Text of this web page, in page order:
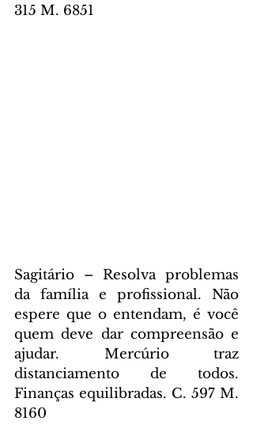
315 M. 6851
Sagitário – Resolva problemas
da família e profissional. Não
espere que o entendam, é você
quem deve dar compreensão e
ajudar. Mercúrio traz
distanciamento de todos.
Finanças equilibradas. C. 597 M.
8160